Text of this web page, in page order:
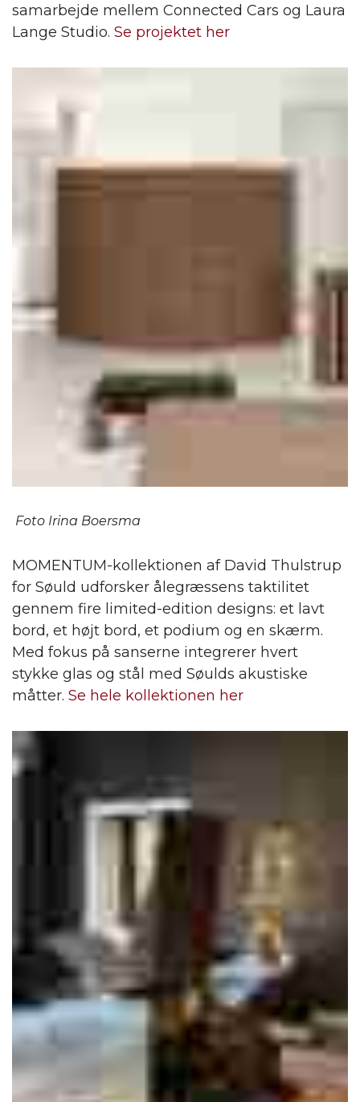
samarbejde mellem Connected Cars og Laura
Lange Studio. Se projektet her
Foto Irina Boersma
MOMENTUM-kollektionen af ​​David Thulstrup
for Søuld udforsker ålegræssens taktilitet
gennem fire limited-edition designs: et lavt
bord, et højt bord, et podium og en skærm.
Med fokus på sanserne integrerer hvert
stykke glas og stål med Søulds akustiske
måtter. Se hele kollektionen her